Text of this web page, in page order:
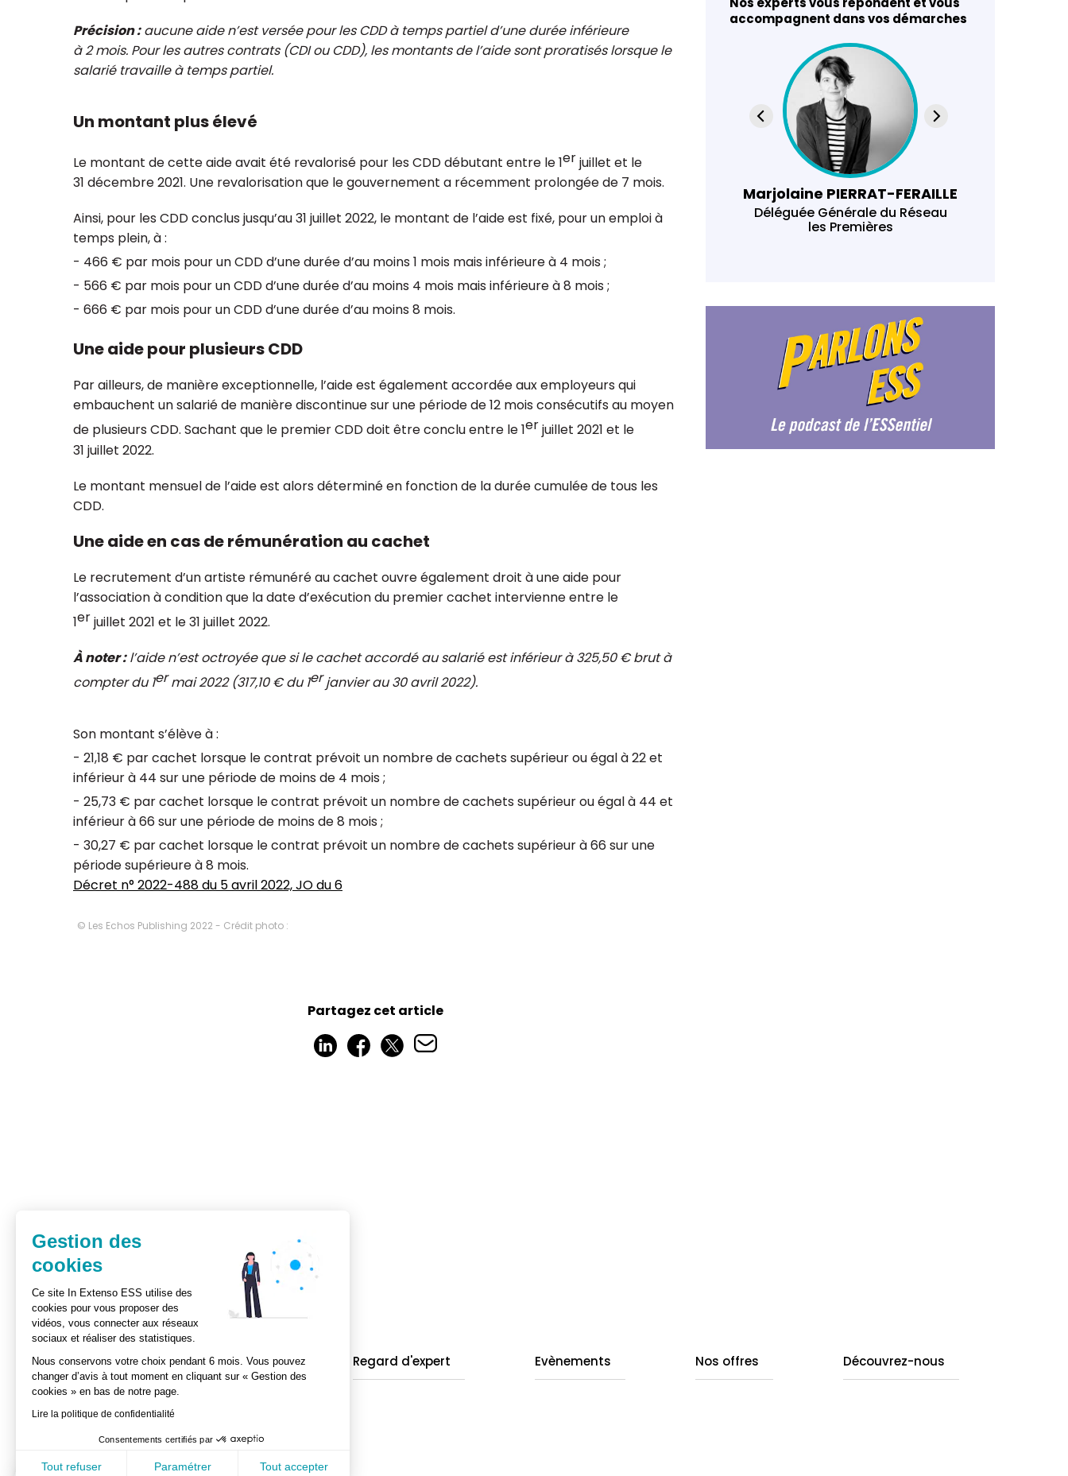
Précision :aucune aide n’est versée pour les CDD à temps partiel d’une durée inférieure
à 2 mois. Pour les autres contrats (CDI ou CDD), les montants de l’aide sont proratisés lorsque le
salarié travaille à temps partiel.
Un montant plus élevé
Le montant de cette aide avait été revalorisé pour les CDD débutant entre le 1erjuillet et le
31 décembre 2021. Une revalorisation que le gouvernement a récemment prolongée de 7 mois.
Ainsi, pour les CDD conclus jusqu’au 31 juillet 2022, le montant de l’aide est fixé, pour un emploi à
temps plein, à :
- 466 € par mois pour un CDD d’une durée d’au moins 1 mois mais inférieure à 4 mois ;
- 566 € par mois pour un CDD d’une durée d’au moins 4 mois mais inférieure à 8 mois ;
- 666 € par mois pour un CDD d’une durée d’au moins 8 mois.
Une aide pour plusieurs CDD
Par ailleurs, de manière exceptionnelle, l’aide est également accordée aux employeurs qui
embauchent un salarié de manière discontinue sur une période de 12 mois consécutifs au moyen
de plusieurs CDD. Sachant que le premier CDD doit être conclu entre le 1erjuillet 2021 et le
31 juillet 2022.
Le montant mensuel de l’aide est alors déterminé en fonction de la durée cumulée de tous les
CDD.
Une aide en cas de rémunération au cachet
Le recrutement d’un artiste rémunéré au cachet ouvre également droit à une aide pour
l’association à condition que la date d’exécution du premier cachet intervienne entre le
1erjuillet 2021 et le 31 juillet 2022.
À noter :l’aide n’est octroyée que si le cachet accordé au salarié est inférieur à 325,50 € brut à
compter du 1ermai 2022 (317,10 € du 1erjanvier au 30 avril 2022).
Son montant s’élève à :
- 21,18 € par cachet lorsque le contrat prévoit un nombre de cachets supérieur ou égal à 22 et
inférieur à 44 sur une période de moins de 4 mois ;
- 25,73 € par cachet lorsque le contrat prévoit un nombre de cachets supérieur ou égal à 44 et
inférieur à 66 sur une période de moins de 8 mois ;
- 30,27 € par cachet lorsque le contrat prévoit un nombre de cachets supérieur à 66 sur une
période supérieure à 8 mois.
Décret n° 2022-488 du 5 avril 2022, JO du 6
© Les Echos Publishing 2022 - Crédit photo :
Partagez cet article
accompagnent dans vos démarches
Julie Jacquot
Directrice, EBE Bross'Up
Isabelle Prunier
Expert-comptable,
responsable régionale ESS Ile-
Chloé Persillon
Responsable Client Audit
Marjolaine PIERRAT-FERAILLE
Déléguée Générale du Réseau
les Premières
Actualités Ebooks Regard d'expert Evènements Nos offres Découvrez-nous
Tous nos sites Web
Gestion des
cookies
Ce site In Extenso ESS utilise des
cookies pour vous proposer des
vidéos, vous connecter aux réseaux
sociaux et réaliser des statistiques.
Nous conservons votre choix pendant 6 mois. Vous pouvez
changer d’avis à tout moment en cliquant sur « Gestion des
cookies » en bas de notre page.
Lire la politique de confidentialité
Consentements certifiés par
Tout refuser Paramétrer
Tout accepter